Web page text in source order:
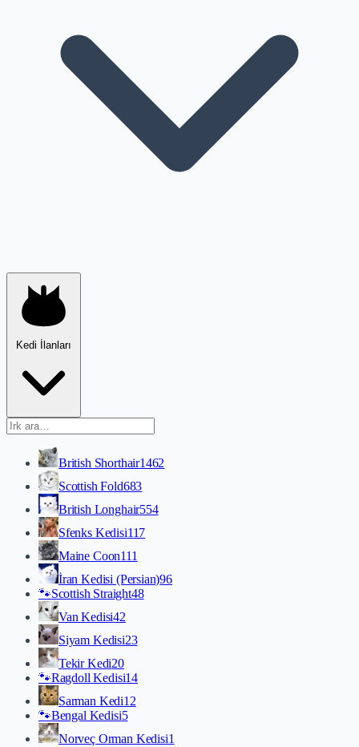
Kedi İlanları
British Shorthair1462
Scottish Fold683
British Longhair554
Sfenks Kedisi117
Maine Coon111
İran Kedisi (Persian)96
🐾Scottish Straight48
Van Kedisi42
Siyam Kedisi23
Tekir Kedi20
🐾Ragdoll Kedisi14
Sarman Kedi12
🐾Bengal Kedisi5
Norveç Orman Kedisi1